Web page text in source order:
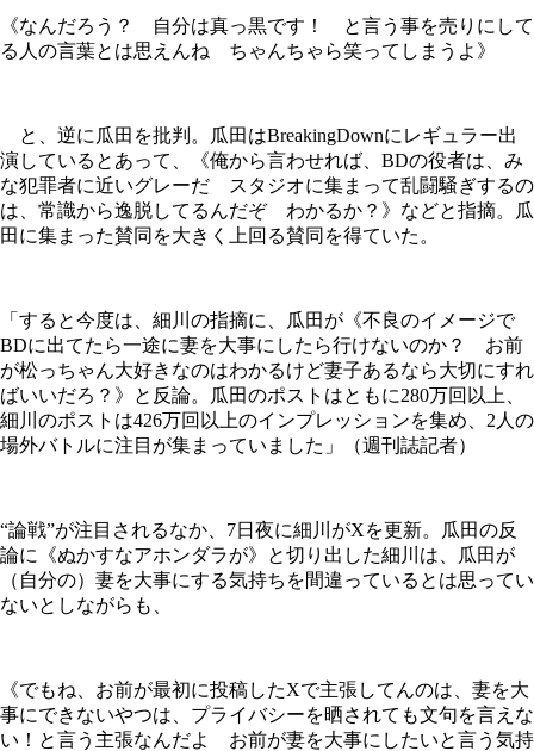
《なんだろう？ 自分は真っ黒です！ と言う事を売りにして
る人の言葉とは思えんね ちゃんちゃら笑ってしまうよ》
と、逆に瓜田を批判。瓜田はBreakingDownにレギュラー出
演しているとあって、《俺から言わせれば、BDの役者は、み
な犯罪者に近いグレーだ スタジオに集まって乱闘騒ぎするの
は、常識から逸脱してるんだぞ わかるか？》などと指摘。瓜
田に集まった賛同を大きく上回る賛同を得ていた。
「すると今度は、細川の指摘に、瓜田が《不良のイメージで
BDに出てたら一途に妻を大事にしたら行けないのか？ お前
が松っちゃん大好きなのはわかるけど妻子あるなら大切にすれ
ばいいだろ？》と反論。瓜田のポストはともに280万回以上、
細川のポストは426万回以上のインプレッションを集め、2人の
場外バトルに注目が集まっていました」（週刊誌記者）
“論戦”が注目されるなか、7日夜に細川がXを更新。瓜田の反
論に《ぬかすなアホンダラが》と切り出した細川は、瓜田が
（自分の）妻を大事にする気持ちを間違っているとは思ってい
ないとしながらも、
《でもね、お前が最初に投稿したXで主張してんのは、妻を大
事にできないやつは、プライバシーを晒されても文句を言えな
い！と言う主張なんだよ お前が妻を大事にしたいと言う気持